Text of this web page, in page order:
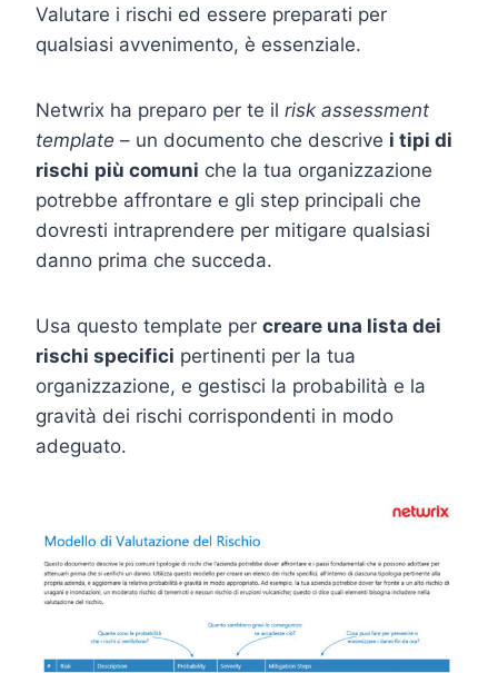
Valutare i rischi ed essere preparati per
qualsiasi avvenimento, è essenziale.
Netwrix ha preparo per te il risk assessment
template – un documento che descrive i tipi di
rischi più comuni che la tua organizzazione
potrebbe affrontare e gli step principali che
dovresti intraprendere per mitigare qualsiasi
danno prima che succeda.
Usa questo template per creare una lista dei
rischi specifici pertinenti per la tua
organizzazione, e gestisci la probabilità e la
gravità dei rischi corrispondenti in modo
adeguato.